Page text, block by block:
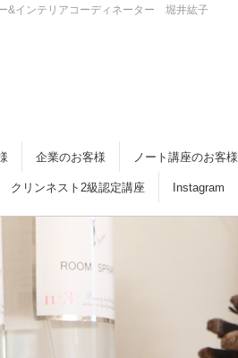
&インテリアコーディネーター 堀井紘子
企業のお客様 ノート講座のお客様
クリンネスト2級認定講座 Instagram